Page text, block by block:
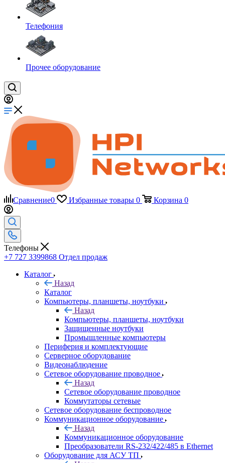
Телефония
Прочее оборудование
Сравнение0 Избранные товары 0 Корзина 0
Телефоны
+7 727 3399868 Отдел продаж
Каталог
Назад
Каталог
Компьютеры, планшеты, ноутбуки
Назад
Компьютеры, планшеты, ноутбуки
Защищенные ноутбуки
Промышленные компьютеры
Периферия и комплектующие
Серверное оборудование
Видеонаблюдение
Сетевое оборудование проводное
Назад
Сетевое оборудование проводное
Коммутаторы сетевые
Сетевое оборудование беспроводное
Коммуникационное оборудование
Назад
Коммуникационное оборудование
Преобразователи RS-232/422/485 в Ethernet
Оборудование для АСУ ТП